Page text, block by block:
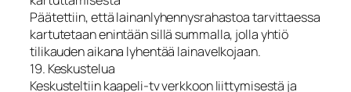
Päätettiin, että lainanlyhennysrahastoa tarvittaessa
kartutetaan enintään sillä summalla, jolla yhtiö
tilikauden aikana lyhentää lainavelkojaan.
19. Keskustelua
Keskusteltiin kaapeli-tv verkkoon liittymisestä ja